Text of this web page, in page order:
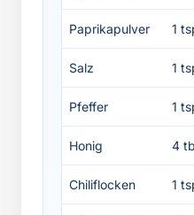
Paprikapulver 1
Salz 1
Pfeffer 1
Honig 4
Chiliflocken 1